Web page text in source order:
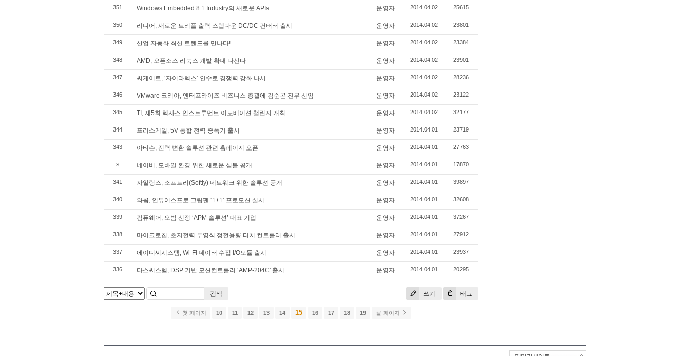
351 Windows Embedded 8.1 Industry의 새로운 APIs 운영자 2014.04.02 25615
350 리니어, 새로운 트리플 출력 스텝다운 DC/DC 컨버터 출시 운영자 2014.04.02 23801
349 산업 자동화 최신 트렌드를 만나다! 운영자 2014.04.02 23384
348 AMD, 오픈소스 리눅스 개발 확대 나선다 운영자 2014.04.02 23901
347 씨게이트, ‘자이라텍스’ 인수로 경쟁력 강화 나서 운영자 2014.04.02 28236
346 VMware 코리아, 엔터프라이즈 비즈니스 총괄에 김순곤 전무 선임 운영자 2014.04.02 23122
345 TI, 제5회 텍사스 인스트루먼트 이노베이션 챌린지 개최 운영자 2014.04.02 32177
344 프리스케일, 5V 통합 전력 증폭기 출시 운영자 2014.04.01 23719
343 아티슨, 전력 변환 솔루션 관련 홈페이지 오픈 운영자 2014.04.01 27763
» 네이버, 모바일 환경 위한 새로운 심볼 공개 운영자 2014.04.01 17870
341 자일링스, 소프트리(Softly) 네트워크 위한 솔루션 공개 운영자 2014.04.01 39897
340 와콤, 인튜어스프로 그립펜 ‘1+1’ 프로모션 실시 운영자 2014.04.01 32608
339 컴퓨웨어, 오범 선정 ‘APM 솔루션’ 대표 기업 운영자 2014.04.01 37267
338 마이크로칩, 초저전력 투영식 정전용량 터치 컨트롤러 출시 운영자 2014.04.01 27912
337 에이디씨시스템, Wi-Fi 데이터 수집 I/O모듈 출시 운영자 2014.04.01 23937
336 다스씨스템, DSP 기반 모션컨트롤러 ‘AMP-204C' 출시 운영자 2014.04.01 20295
쓰기 태그
검색
첫 페이지 10 11 12 13 14 15 16 17 18 19 끝 페이지